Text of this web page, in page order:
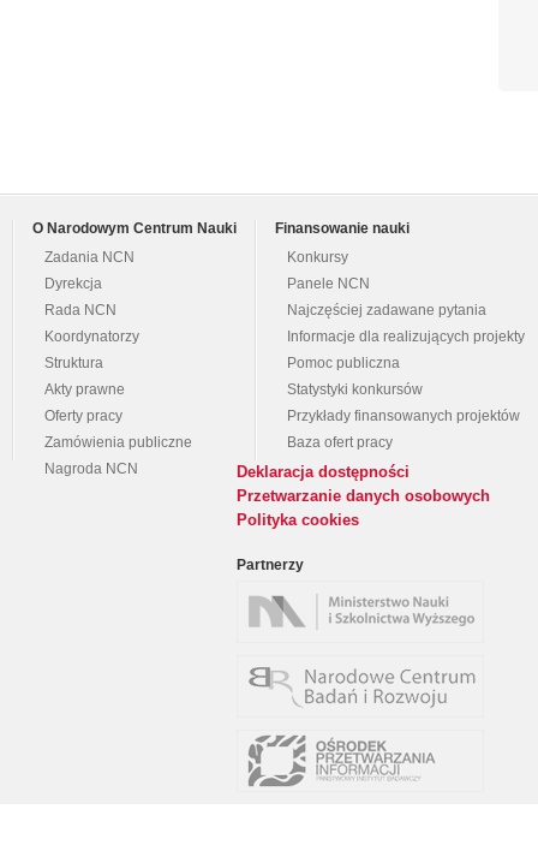
O Narodowym Centrum Nauki
Zadania NCN
Dyrekcja
Rada NCN
Koordynatorzy
Struktura
Akty prawne
Oferty pracy
Zamówienia publiczne
Nagroda NCN
Finansowanie nauki
Konkursy
Panele NCN
Najczęściej zadawane pytania
Informacje dla realizujących projekty
Pomoc publiczna
Statystyki konkursów
Przykłady finansowanych projektów
Baza ofert pracy
Deklaracja dostępności
Przetwarzanie danych osobowych
Polityka cookies
Partnerzy